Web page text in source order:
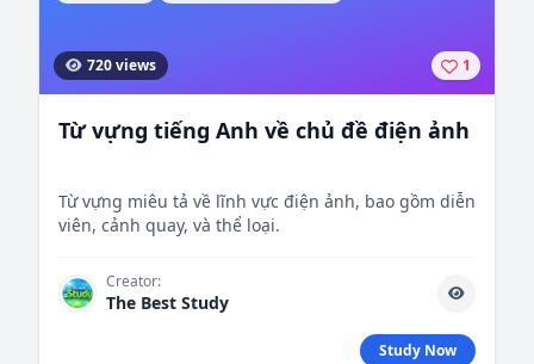
720 views 1
Từ vựng tiếng Anh về chủ đề điện ảnh
Từ vựng miêu tả về lĩnh vực điện ảnh, bao gồm diễn
viên, cảnh quay, và thể loại.
Creator:
The Best Study
Study Now